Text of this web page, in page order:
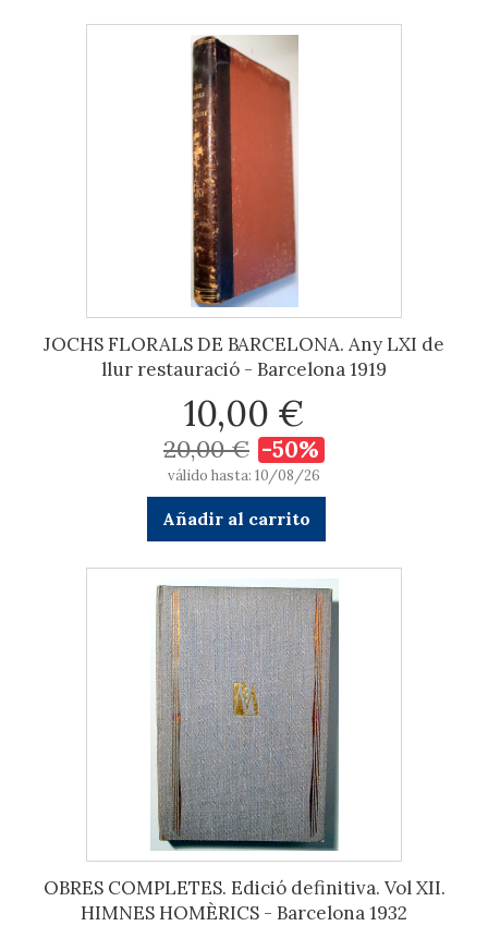
JOCHS FLORALS DE BARCELONA. Any LXI de
llur restauració - Barcelona 1919
10,00 €
20,00 € -50%
válido hasta: 10/08/26
Añadir al carrito
OBRES COMPLETES. Edició definitiva. Vol XII.
HIMNES HOMÈRICS - Barcelona 1932